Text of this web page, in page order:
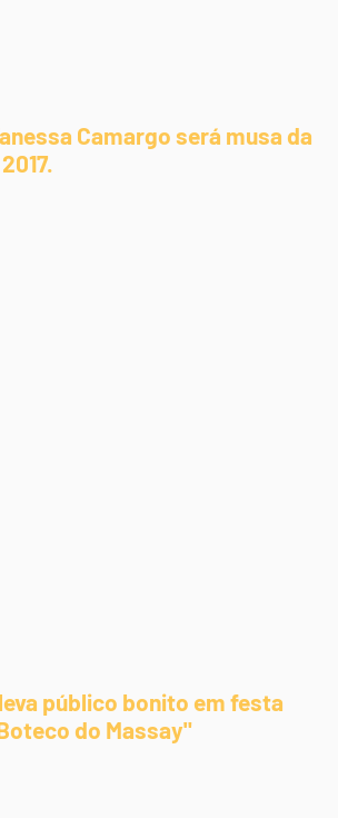
Camargo será musa da
público bonito em festa
do Massay"